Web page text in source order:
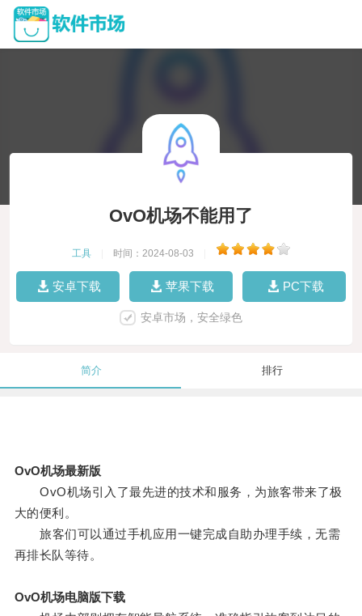
OvO机场不能用了
工具 时间：2024-08-03
安卓下载 苹果下载 PC下载
安卓市场，安全绿色
简介 排行
OvO机场最新版
OvO机场引入了最先进的技术和服务，为旅客带来了极
大的便利。
旅客们可以通过手机应用一键完成自助办理手续，无需
再排长队等待。
OvO机场电脑版下载